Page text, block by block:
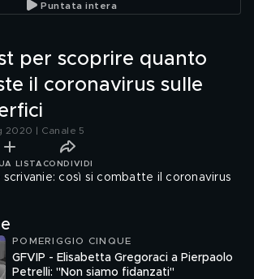
a chiuderli"
Puntata intera
per scoprire quanto
il coronavirus sulle
2020 | Canale 5
LISTA CONDIVIDI
scrivanie: così si combatte il coronavirus
POMERIGGIO CINQUE
GFVIP - Elisabetta Gregoraci a Pierpaolo
Petrelli: ''Non siamo fidanzati''